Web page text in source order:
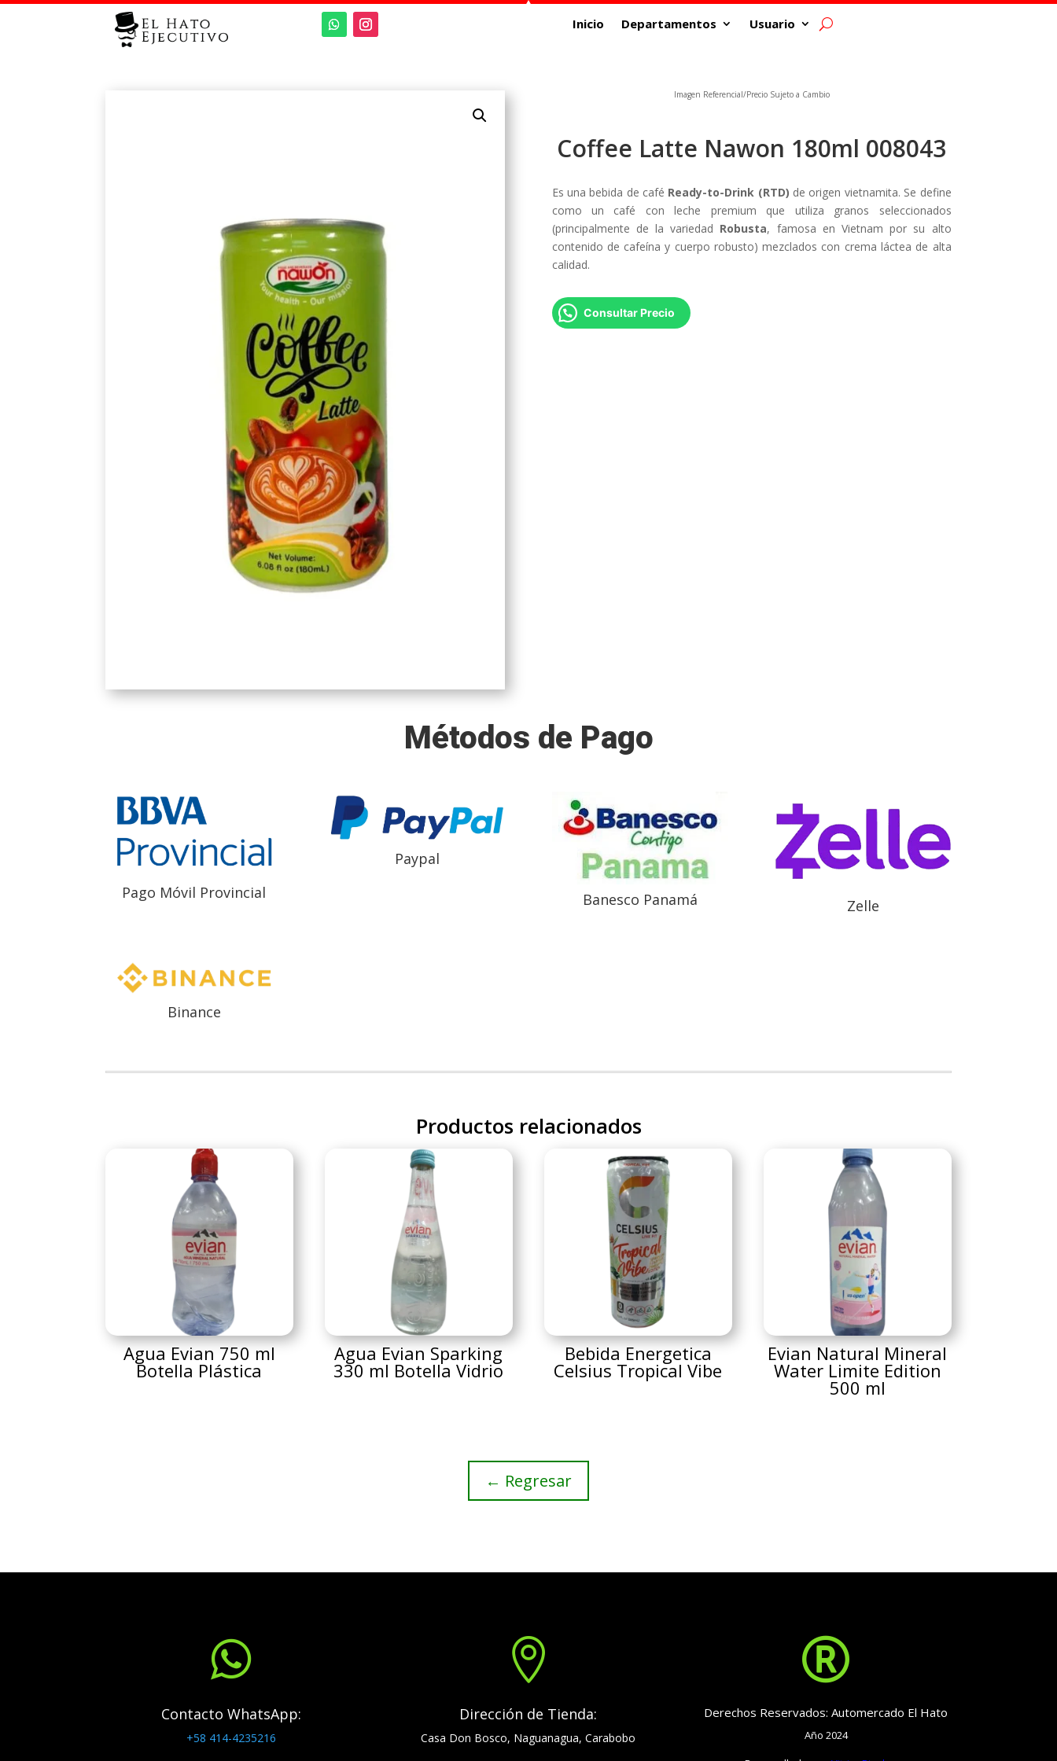
Inicio Departamentos Usuario
Imagen Referencial/Precio Sujeto a Cambio
Coffee Latte Nawon 180ml 008043
Es una bebida de café Ready-to-Drink (RTD) de origen vietnamita. Se define
como un café con leche premium que utiliza granos seleccionados
(principalmente de la variedad Robusta, famosa en Vietnam por su alto
contenido de cafeína y cuerpo robusto) mezclados con crema láctea de alta
calidad.
Consultar Precio
Métodos de Pago
Pago Móvil Provincial
Paypal
Banesco Panamá Zelle
Binance
Productos relacionados
Agua Evian 750 ml
Botella Plástica
Agua Evian Sparking
330 ml Botella Vidrio
Bebida Energetica
Celsius Tropical Vibe
Evian Natural Mineral
Water Limite Edition
500 ml
← Regresar

Contacto WhatsApp:
+58 414-4235216

Dirección de Tienda:
Casa Don Bosco, Naguanagua, Carabobo

Derechos Reservados: Automercado El Hato
Año 2024